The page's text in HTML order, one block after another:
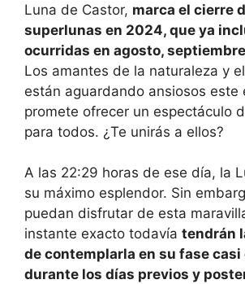
Luna de Castor, marca el cierre
superlunas en 2024, que ya
ocurridas en agosto,
Los amantes de la naturaleza y
están aguardando ansiosos este
promete ofrecer un espectáculo
para todos. ¿Te unirás a ellos?
A las 22:29 horas de ese día, la
su máximo esplendor. Sin
puedan disfrutar de esta
instante exacto todavía tendrán
de contemplarla en su fase casi
durante los días previos y